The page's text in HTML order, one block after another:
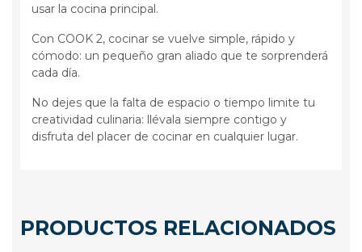
usar la cocina principal.
Con COOK 2, cocinar se vuelve simple, rápido y
cómodo: un pequeño gran aliado que te sorprenderá
cada día.
No dejes que la falta de espacio o tiempo limite tu
creatividad culinaria: llévala siempre contigo y
disfruta del placer de cocinar en cualquier lugar.
PRODUCTOS RELACIONADOS